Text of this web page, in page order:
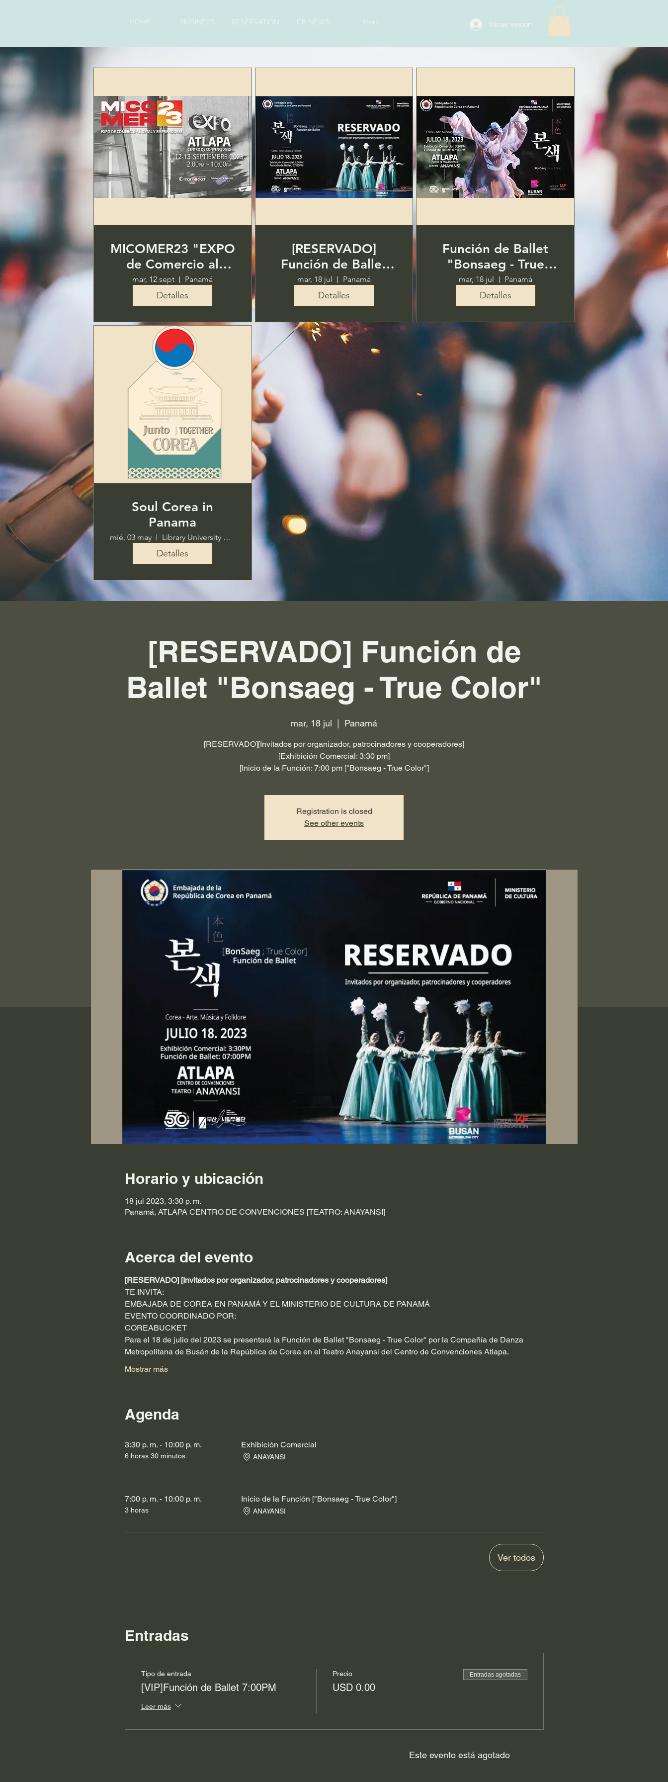
HOME BUSINESS RESERVATION CB NEWS More Iniciar sesión
MICOMER23 "EXPO
de Comercio al
Detal y
Emprendedores"
mar, 12 sept Panamá
Detalles
[RESERVADO]
Función de Ballet
"Bonsaeg - True
Color"
mar, 18 jul Panamá
Detalles
Función de Ballet
"Bonsaeg - True
Color" (2023)
mar, 18 jul Panamá
Detalles
Soul Corea in
Panama
mié, 03 may Library University of Panama
Detalles
[RESERVADO] Función de
Ballet "Bonsaeg - True Color"
mar, 18 jul Panamá
[RESERVADO][Invitados por organizador, patrocinadores y cooperadores]
[Exhibición Comercial: 3:30 pm]
[Inicio de la Función: 7:00 pm ["Bonsaeg - True Color"]
Registration is closed
See other events
Horario y ubicación
18 jul 2023, 3:30 p. m.
Panamá, ATLAPA CENTRO DE CONVENCIONES [TEATRO: ANAYANSI]
Acerca del evento
[RESERVADO] [Invitados por organizador, patrocinadores y cooperadores]
TE INVITA:
EMBAJADA DE COREA EN PANAMÁ Y EL MINISTERIO DE CULTURA DE PANAMÁ
EVENTO COORDINADO POR:
COREABUCKET
Para el 18 de julio del 2023 se presentará la Función de Ballet "Bonsaeg - True Color" por la Compañía de Danza
Metropolitana de Busán de la República de Corea en el Teatro Anayansi del Centro de Convenciones Atlapa.
Mostrar más
Agenda
3:30 p. m. - 10:00 p. m.
6 horas 30 minutos
Exhibición Comercial
ANAYANSI
7:00 p. m. - 10:00 p. m.
3 horas
Inicio de la Función ["Bonsaeg - True Color"]
ANAYANSI
Ver todos
Entradas
Tipo de entrada
[VIP]Función de Ballet 7:00PM
Leer más
Precio
USD 0.00
Entradas agotadas
Este evento está agotado